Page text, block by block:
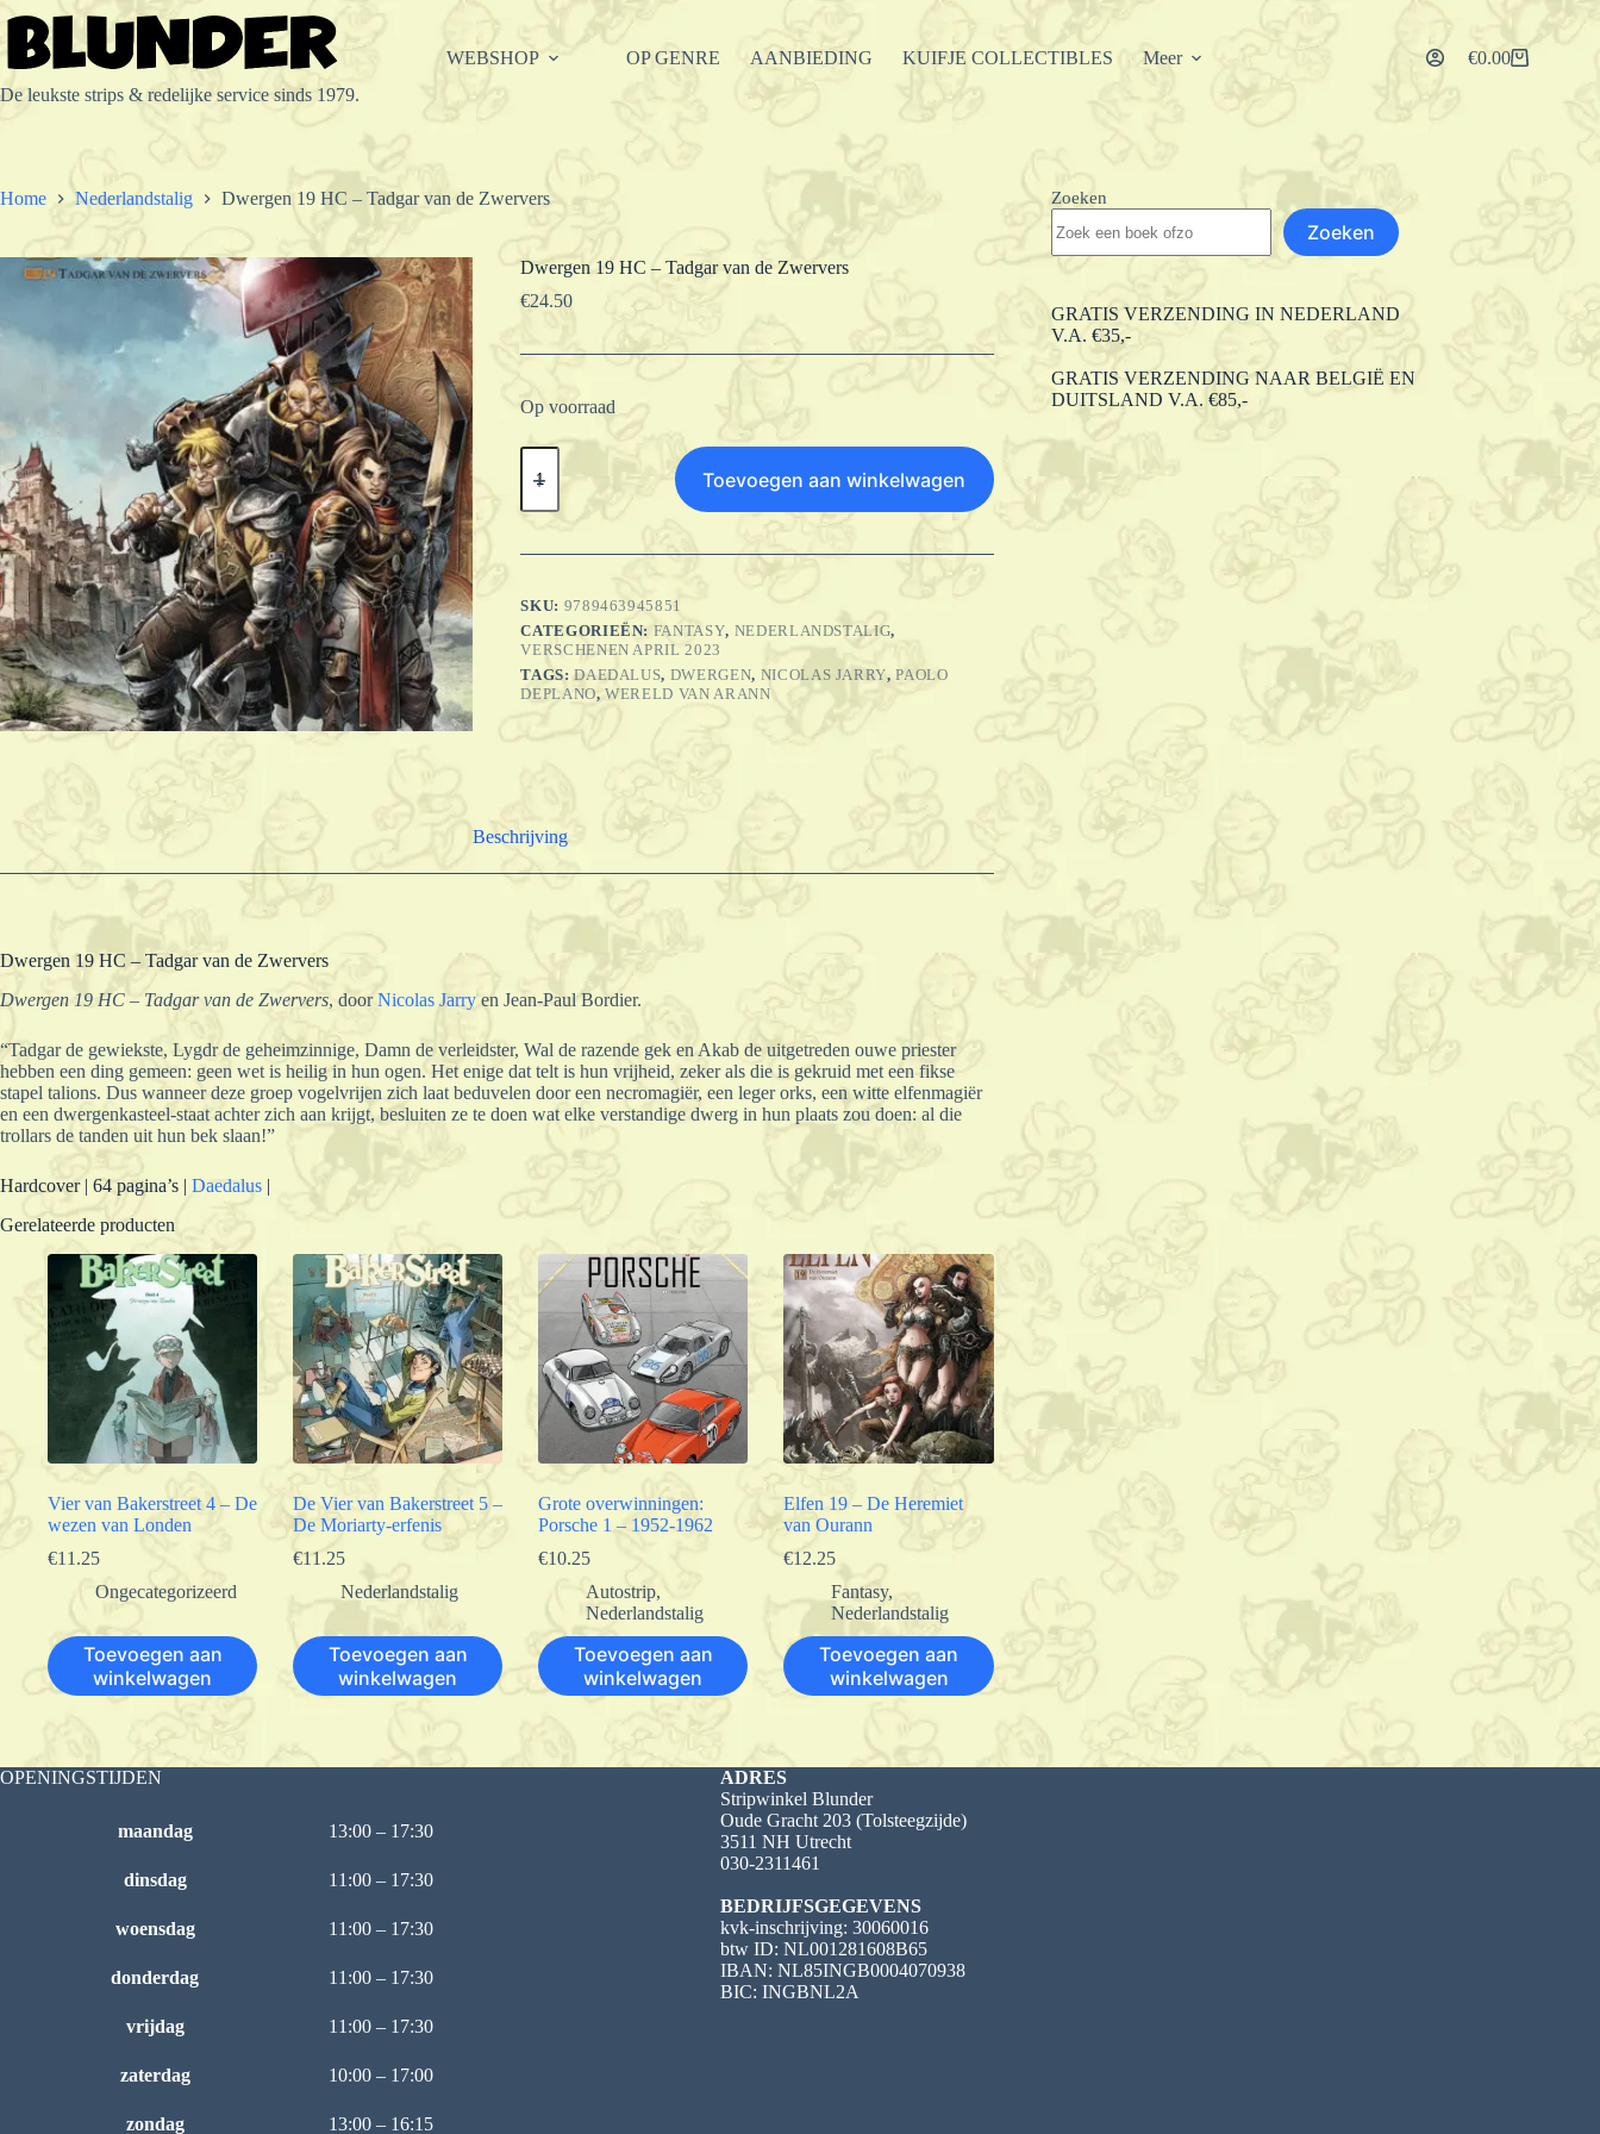
Ga
naar
inhoud
De leukste strips & redelijke service sinds 1979.
WEBSHOP OP GENRE AANBIEDING KUIFJE COLLECTIBLES Meer Winkelwagen
€0.00
Home Nederlandstalig Dwergen 19 HC – Tadgar van de Zwervers
Dwergen 19 HC – Tadgar van de Zwervers
€24.50
Op voorraad
Dwergen
19
-
van
Zwervers
aantal
Toevoegen aan winkelwagen
SKU: 9789463945851
CATEGORIEËN: FANTASY, NEDERLANDSTALIG,
VERSCHENEN APRIL 2023
TAGS:DAEDALUS, DWERGEN, NICOLAS JARRY,PAOLO
DEPLANO,WERELD VAN ARANN
Beschrijving
Dwergen 19 HC – Tadgar van de Zwervers
Dwergen 19 HC – Tadgar van de Zwervers, doorNicolas Jarryen Jean-Paul Bordier.
“Tadgar de gewiekste, Lygdr de geheimzinnige, Damn de verleidster, Wal de razende gek en Akab de uitgetreden ouwe priester
hebben een ding gemeen: geen wet is heilig in hun ogen. Het enige dat telt is hun vrijheid, zeker als die is gekruid met een fikse
stapel talions. Dus wanneer deze groep vogelvrijen zich laat beduvelen door een necromagiër, een leger orks, een witte elfenmagiër
en een dwergenkasteel-staat achter zich aan krijgt, besluiten ze te doen wat elke verstandige dwerg in hun plaats zou doen: al die
trollars de tanden uit hun bek slaan!”
Hardcover | 64 pagina’s | Daedalus |
Gerelateerde producten
Vier van Bakerstreet 4 – De
wezen van Londen
€11.25
Ongecategorizeerd
Toevoegen aan
winkelwagen
De Vier van Bakerstreet 5 –
De Moriarty-erfenis
€11.25
Nederlandstalig
Toevoegen aan
winkelwagen
Grote overwinningen:
Porsche 1 – 1952-1962
€10.25
Autostrip,
Nederlandstalig
Toevoegen aan
winkelwagen
Elfen 19 – De Heremiet
van Ourann
€12.25
Fantasy,
Nederlandstalig
Toevoegen aan
winkelwagen
Zoeken
Zoeken
GRATIS VERZENDING IN NEDERLAND
V.A. €35,-
GRATIS VERZENDING NAAR BELGIË EN
DUITSLAND V.A. €85,-
OPENINGSTIJDEN
maandag 13:00 – 17:30
dinsdag 11:00 – 17:30
woensdag 11:00 – 17:30
donderdag 11:00 – 17:30
vrijdag 11:00 – 17:30
zaterdag 10:00 – 17:00
zondag 13:00 – 16:15
ADRES
Stripwinkel Blunder
Oude Gracht 203 (Tolsteegzijde)
3511 NH Utrecht
030-2311461
BEDRIJFSGEGEVENS
kvk-inschrijving: 30060016
btw ID: NL001281608B65
IBAN: NL85INGB0004070938
BIC: INGBNL2A